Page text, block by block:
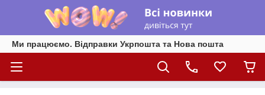
Ми працюємо. Відправки Укрпошта та Нова пошта